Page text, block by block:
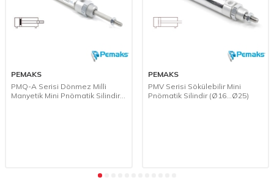
PEMAKS
PMQ-A Serisi Dönmez Milli
Manyetik Mini Pnömatik Silindir
PEMAKS
PMV Serisi Sökülebilir Mini
Pnömatik Silindir (Ø16...Ø25)